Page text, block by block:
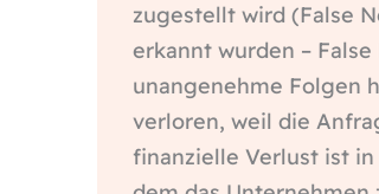
zugestellt wird (False
erkannt wurden –
unangenehme Folgen
verloren, weil die
finanzielle Verlust ist